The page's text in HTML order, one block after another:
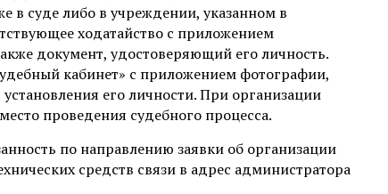
в суде либо в учреждении, указанном в
ходатайство с приложением
документ, удостоверяющий его личность.
кабинет» с приложением фотографии,
его личности. При организации
проведения судебного процесса.
по направлению заявки об организации
средств связи в адрес администратора